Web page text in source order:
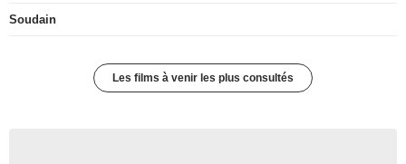
Soudain
Les films à venir les plus consultés